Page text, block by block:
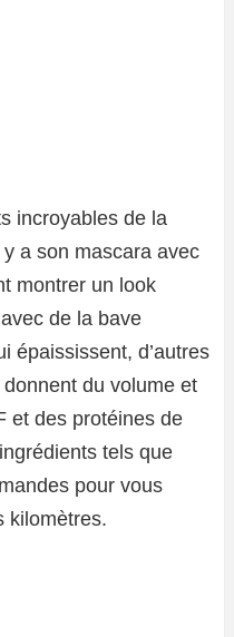
incroyables de la
a son mascara avec
montrer un look
de la bave
épaississent, d’autres
donnent du volume et
et des protéines de
tels que
pour vous
kilomètres.